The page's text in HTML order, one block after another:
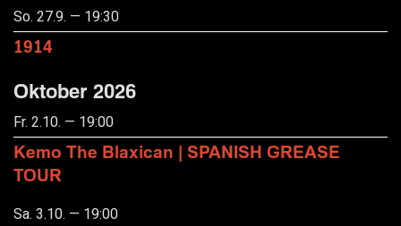
So. 27.9. — 19:30
1914
Oktober 2026
Fr. 2.10. — 19:00
Kemo The Blaxican | SPANISH GREASE
TOUR
Sa. 3.10. — 19:00